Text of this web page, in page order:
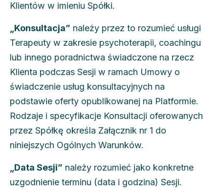
Klientów w imieniu Spółki.
„Konsultacja” należy przez to rozumieć usługi
Terapeuty w zakresie psychoterapii, coachingu
lub innego poradnictwa świadczone na rzecz
Klienta podczas Sesji w ramach Umowy o
świadczenie usług konsultacyjnych na
podstawie oferty opublikowanej na Platformie.
Rodzaje i specyfikacje Konsultacji oferowanych
przez Spółkę określa Załącznik nr 1 do
niniejszych Ogólnych Warunków.
„Data Sesji” należy rozumieć jako konkretne
uzgodnienie terminu (data i godzina) Sesji.